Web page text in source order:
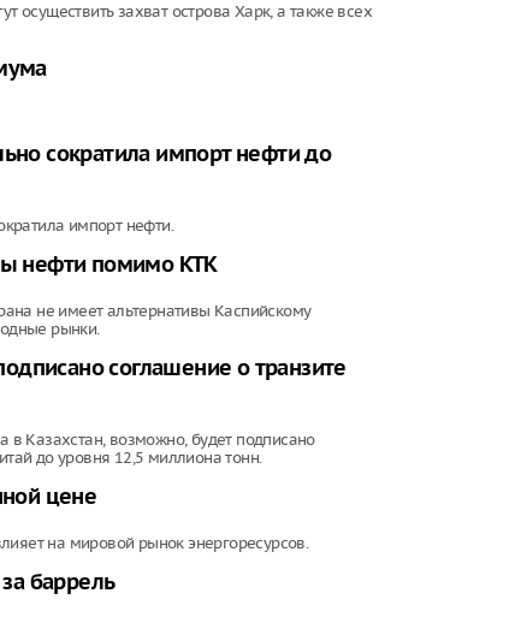
захват острова Харк, а также всех
сократила импорт нефти до
импорт нефти.
нефти помимо КТК
не имеет альтернативы Каспийскому
рынки.
соглашение о транзите
в Казахстан, возможно, будет подписано
до уровня 12,5 миллиона тонн.
цене
на мировой рынок энергоресурсов.
баррель